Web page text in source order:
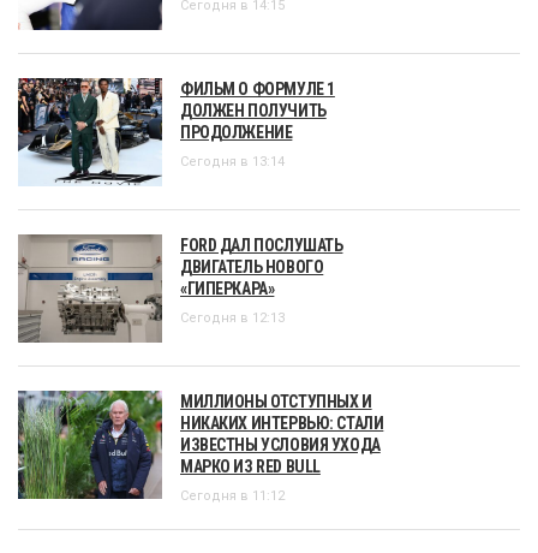
Сегодня в 14:15
ФИЛЬМ О ФОРМУЛЕ 1
ДОЛЖЕН ПОЛУЧИТЬ
ПРОДОЛЖЕНИЕ
Сегодня в 13:14
FORD ДАЛ ПОСЛУШАТЬ
ДВИГАТЕЛЬ НОВОГО
«ГИПЕРКАРА»
Сегодня в 12:13
МИЛЛИОНЫ ОТСТУПНЫХ И
НИКАКИХ ИНТЕРВЬЮ: СТАЛИ
ИЗВЕСТНЫ УСЛОВИЯ УХОДА
МАРКО ИЗ RED BULL
Сегодня в 11:12